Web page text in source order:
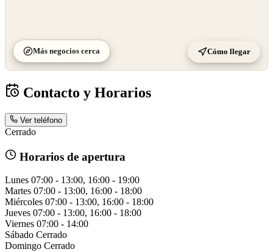
Más negocios cerca Cómo llegar
Contacto y Horarios
Ver teléfono
Cerrado
Horarios de apertura
Lunes 07:00 - 13:00, 16:00 - 19:00
Martes 07:00 - 13:00, 16:00 - 18:00
Miércoles 07:00 - 13:00, 16:00 - 18:00
Jueves 07:00 - 13:00, 16:00 - 18:00
Viernes 07:00 - 14:00
Sábado Cerrado
Domingo Cerrado